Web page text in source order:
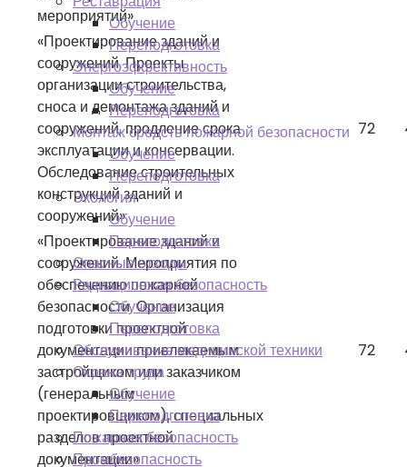
Обучение
Переподготовка
Энергоэффективность
Обучение
Переподготовка
Монтаж средств пожарной безопасности
Обучение
Переподготовка
Экология
Обучение
Переподготовка
Опасные отходы
Радиационная безопасность
Обучение
Переподготовка
Обслуживание медицинской техники
Охрана труда
Обучение
Переподготовка
Пожарная безопасность
Промбезопасность
мероприятий»
«Проектирование зданий и
сооружений. Проекты
организации строительства,
сноса и демонтажа зданий и
сооружений, продление срока
эксплуатации и консервации.
Обследование строительных
конструкций зданий и
сооружений»
72
«Проектирование зданий и
сооружений. Мероприятия по
обеспечению пожарной
безопасности. Организация
подготовки проектной
документации привлекаемым
застройщиком или заказчиком
(генеральным
проектировщиком), специальных
разделов проектной
документации»
72